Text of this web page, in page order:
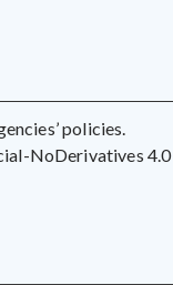
policies.
NoDerivatives 4.0